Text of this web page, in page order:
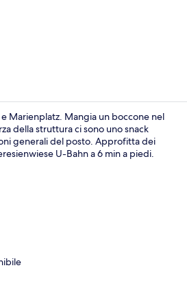
Giardino
Marienplatz. Mangia un boccone nel
della struttura ci sono uno snack
generali del posto. Approfitta dei
U-Bahn a 6 min a piedi.